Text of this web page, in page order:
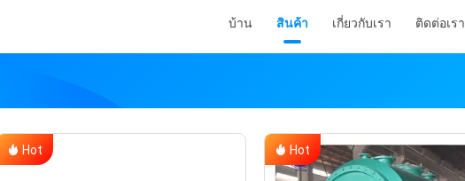
บ้าน สินค้า เกี่ยวกับเรา ติดต่อเรา
Hot Hot